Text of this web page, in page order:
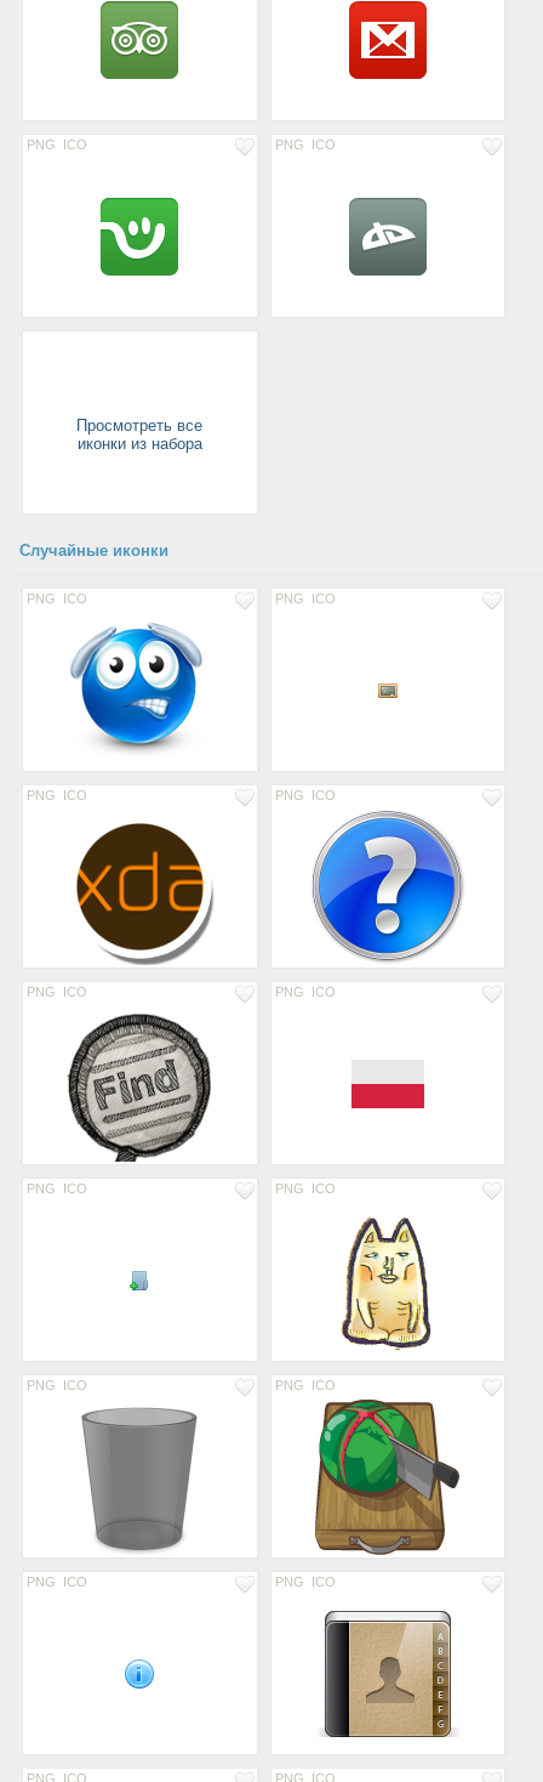
PNG ICO PNG ICO
Просмотреть все
иконки из набора
Случайные иконки
PNG ICO PNG ICO
PNG ICO PNG ICO
PNG ICO PNG ICO
PNG ICO PNG ICO
PNG ICO PNG ICO
PNG ICO PNG ICO
PNG ICO PNG ICO